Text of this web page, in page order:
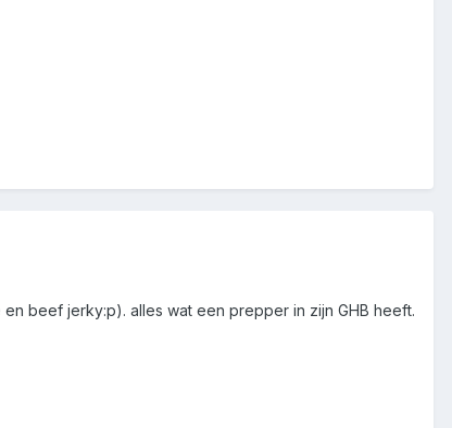
beef jerky:p). alles wat een prepper in zijn GHB heeft.